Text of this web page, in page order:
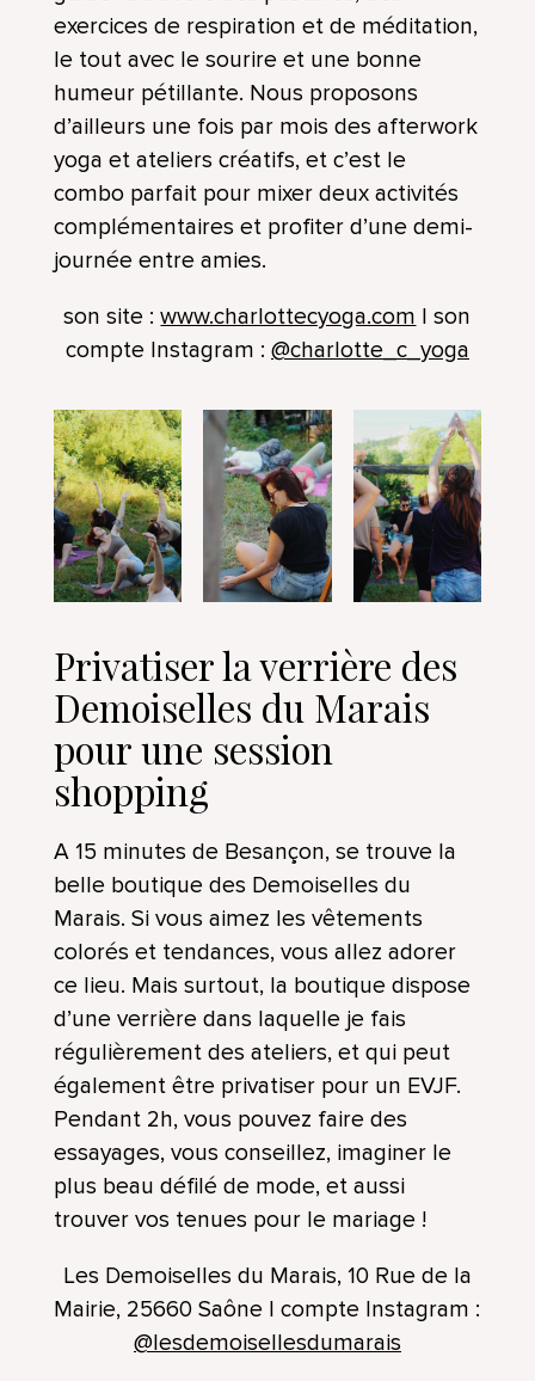
exercices de respiration et de méditation,
le tout avec le sourire et une bonne
humeur pétillante. Nous proposons
d’ailleurs une fois par mois des afterwork
yoga et ateliers créatifs, et c’est le
combo parfait pour mixer deux activités
complémentaires et profiter d’une demi-
journée entre amies.
son site :www.charlottecyoga.com | son
compte Instagram : @charlotte_c_yoga
Privatiser la verrière des
Demoiselles du Marais
pour une session
shopping
A 15 minutes de Besançon, se trouve la
belle boutique des Demoiselles du
Marais. Si vous aimez les vêtements
colorés et tendances, vous allez adorer
ce lieu. Mais surtout, la boutique dispose
d’une verrière dans laquelle je fais
régulièrement des ateliers, et qui peut
également être privatiser pour un EVJF.
Pendant 2h, vous pouvez faire des
essayages, vous conseillez, imaginer le
plus beau défilé de mode, et aussi
trouver vos tenues pour le mariage !
Les Demoiselles du Marais, 10 Rue de la
Mairie, 25660 Saône | compte Instagram :
@lesdemoisellesdumarais